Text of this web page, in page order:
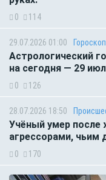
0 114
29.07.2026 01:00 Гороскоп
Астрологический
на сегодня — 29
0 126
28.07.2026 18:50
Учёный умер после
агрессорами, чьим
0 170